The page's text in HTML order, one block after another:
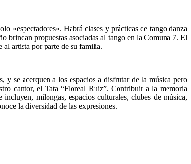
«espectadores». Habrá clases y prácticas de tango danza
brindan propuestas asociadas al tango en la Comuna 7. El
al artista por parte de su familia.
se acerquen a los espacios a disfrutar de la música pero
cantor, el Tata “Floreal Ruiz”. Contribuir a la memoria
milongas, espacios culturales, clubes de música,
la diversidad de las expresiones.